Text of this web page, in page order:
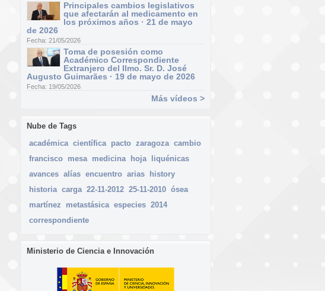
Principales cambios legislativos
que afectarán al medicamento en
los próximos años · 21 de mayo
de 2026
Fecha: 21/05/2026
Toma de posesión como
Académico Correspondiente
Extranjero del Ilmo. Sr. D. José
Augusto Guimarães · 19 de mayo de 2026
Fecha: 19/05/2026
Más vídeos >
Nube de Tags
académica científica pacto zaragoza cambio
francisco mesa medicina hoja
liquénicas
avances alías encuentro arias
history
historia carga 22-11-2012 25-11-2010 ósea
martínez
metastásica especies 2014
correspondiente
Ministerio de Ciencia e Innovación